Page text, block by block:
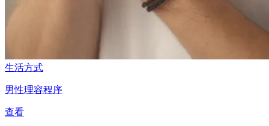
生活方式
男性理容程序
查看